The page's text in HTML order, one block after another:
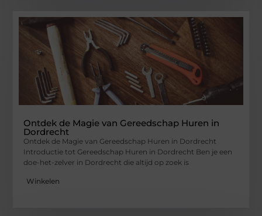
Ontdek de Magie van Gereedschap Huren in
Dordrecht
Ontdek de Magie van Gereedschap Huren in Dordrecht
Introductie tot Gereedschap Huren in Dordrecht Ben je een
doe-het-zelver in Dordrecht die altijd op zoek is
Winkelen